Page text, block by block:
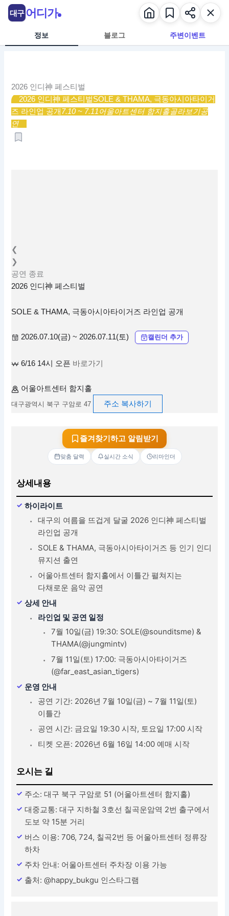
정보 블로그 주변이벤트
2026 인디神 페스티벌
2026 인디神 페스티벌SOLE & THAMA, 극동아시아타이거
즈 라인업 공개 7.10 ~ 7.11어울아트센터 함지홀골라보기공
연
❮
❯
공연 종료
2026 인디神 페스티벌
SOLE & THAMA, 극동아시아타이거즈 라인업 공개
2026.07.10(금) ~ 2026.07.11(토) 캘린더 추가
6/16 14시 오픈 바로가기
어울아트센터 함지홀
대구광역시 북구 구암로 47 주소 복사하기
즐겨찾기하고 알림받기
맞춤 달력 실시간 소식 리마인더
상세내용
하이라이트
대구의 여름을 뜨겁게 달굴 2026 인디神 페스티벌
라인업 공개
SOLE & THAMA, 극동아시아타이거즈 등 인기 인디
뮤지션 출연
어울아트센터 함지홀에서 이틀간 펼쳐지는
다채로운 음악 공연
상세 안내
라인업 및 공연 일정
7월 10일(금) 19:30: SOLE(@sounditsme) &
THAMA(@jungmintv)
7월 11일(토) 17:00: 극동아시아타이거즈
(@far_east_asian_tigers)
운영 안내
공연 기간: 2026년 7월 10일(금) ~ 7월 11일(토)
이틀간
공연 시간: 금요일 19:30 시작, 토요일 17:00 시작
티켓 오픈: 2026년 6월 16일 14:00 예매 시작
오시는 길
주소: 대구 북구 구암로 51 (어울아트센터 함지홀)
대중교통: 대구 지하철 3호선 칠곡운암역 2번 출구에서
도보 약 15분 거리
버스 이용: 706, 724, 칠곡2번 등 어울아트센터 정류장
하차
주차 안내: 어울아트센터 주차장 이용 가능
출처: @happy_bukgu 인스타그램
대구 어디가